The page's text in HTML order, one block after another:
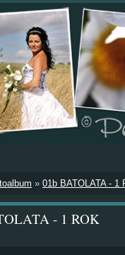
» 01b BATOLATA - 1
- 1 ROK